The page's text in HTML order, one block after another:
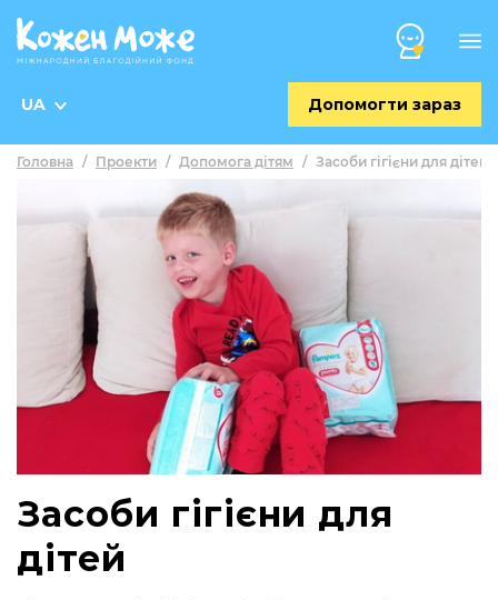
UA Допомогти зараз
Головна / Проекти / Допомога дітям / Засоби гігієни для дітей
Засоби гігієни для
дітей